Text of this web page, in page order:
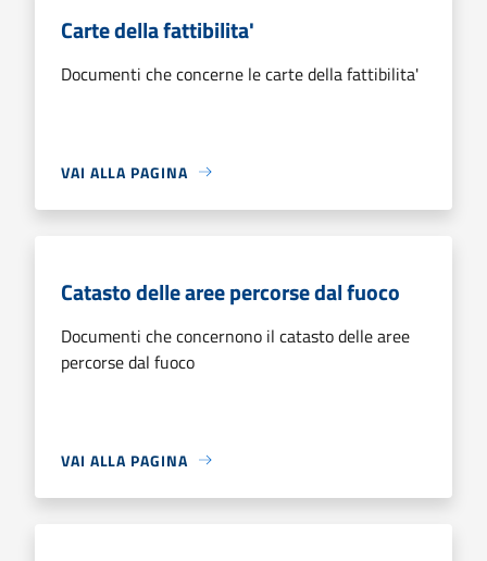
Carte della fattibilita'
Documenti che concerne le carte della fattibilita'
VAI ALLA PAGINA
Catasto delle aree percorse dal fuoco
Documenti che concernono il catasto delle aree
percorse dal fuoco
VAI ALLA PAGINA